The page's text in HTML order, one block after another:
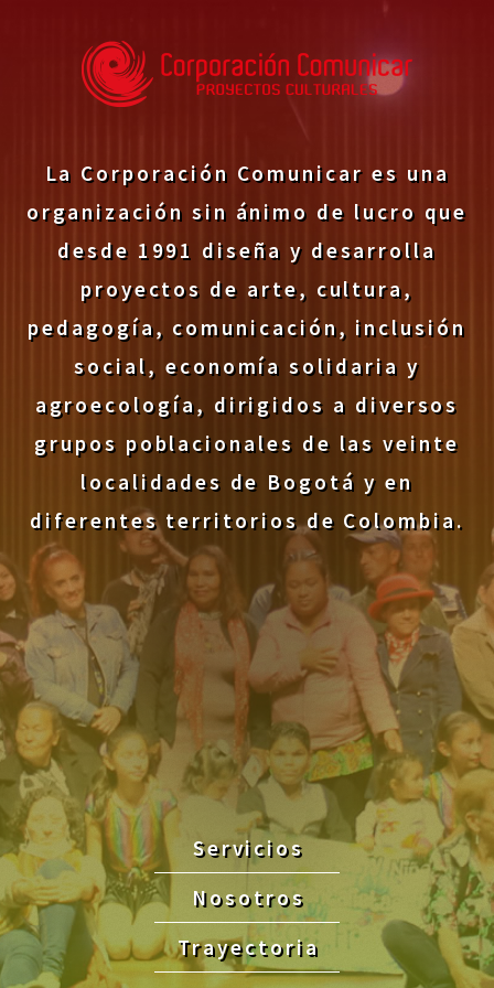
La Corporación Comunicar es una
organización sin ánimo de lucro que
desde 1991 diseña y desarrolla
proyectos de arte, cultura,
pedagogía, comunicación, inclusión
social, economía solidaria y
agroecología, dirigidos a diversos
grupos poblacionales de las veinte
localidades de Bogotá y en
diferentes territorios de Colombia.
Servicios
Nosotros
Trayectoria